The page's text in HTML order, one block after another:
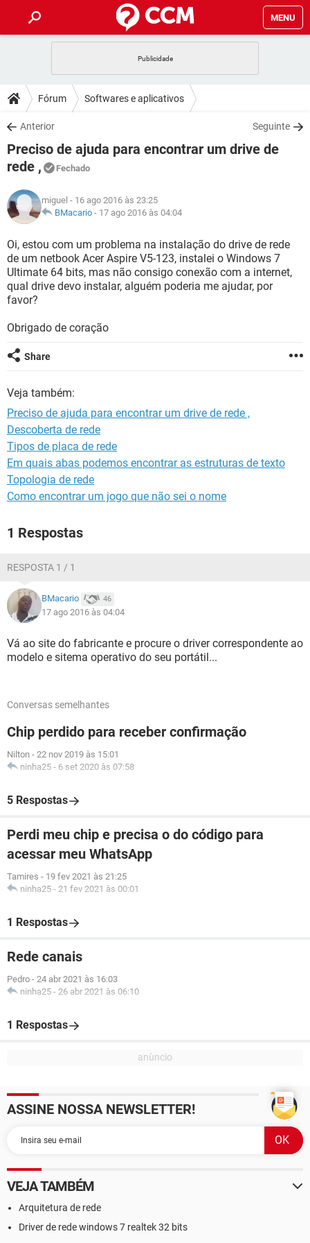
MENU
CELULAR FACEBOOK
OUTLOOK
INSTAGRAM GMAIL
GUIA DE COMPRAS
DICAS
JOGOS WHATSAPP
OUTLOOK
GUIA DE COMPRAS
DOWNLOADS
JOGOS WHATSAPP
CELULAR
OUTLOOK
INSTAGRAM
GUIA DE COMPRAS
FÓRUM
CELULAR FACEBOOK
INSTAGRAM GMAIL
GUIA DE COMPRAS
GLOSSÁRIO
JOGOS
CELULAR FACEBOOK
OUTLOOK EXCEL
INSTAGRAM GMAIL
Fórum Softwares e aplicativos
Anterior Seguinte
Preciso de ajuda para encontrar um drive de
rede ,
Fechado
miguel - 16 ago 2016 às 23:25
BMacario - 17 ago 2016 às 04:04
Oi, estou com um problema na instalação do drive de rede
de um netbook Acer Aspire V5-123, instalei o Windows 7
Ultimate 64 bits, mas não consigo conexão com a internet,
qual drive devo instalar, alguém poderia me ajudar, por
favor?
Obrigado de coração
Share
Veja também:
Preciso de ajuda para encontrar um drive de rede ,
Descoberta de rede
Tipos de placa de rede
Em quais abas podemos encontrar as estruturas de texto
Topologia de rede
Como encontrar um jogo que não sei o nome
1 Respostas
RESPOSTA 1 / 1
BMacario 46
17 ago 2016 às 04:04
Vá ao site do fabricante e procure o driver correspondente ao
modelo e sitema operativo do seu portátil...
Conversas semelhantes
Chip perdido para receber confirmação
Nilton - 22 nov 2019 às 15:01
ninha25 - 6 set 2020 às 07:58
5 Respostas
Perdi meu chip e precisa o do código para
acessar meu WhatsApp
Tamires - 19 fev 2021 às 21:25
ninha25 - 21 fev 2021 às 00:01
1 Respostas
Rede canais
Pedro - 24 abr 2021 às 16:03
ninha25 - 26 abr 2021 às 06:10
1 Respostas
ASSINE NOSSA NEWSLETTER!
VEJA TAMBÉM
Arquitetura de rede
Driver de rede windows 7 realtek 32 bits